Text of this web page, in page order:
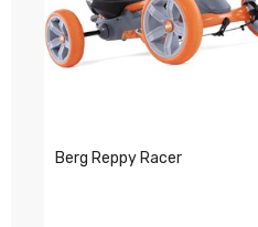
Berg Reppy Racer